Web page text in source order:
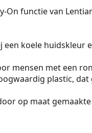
On functie van
koele huidskleur
mensen met een
plastic,
op maat